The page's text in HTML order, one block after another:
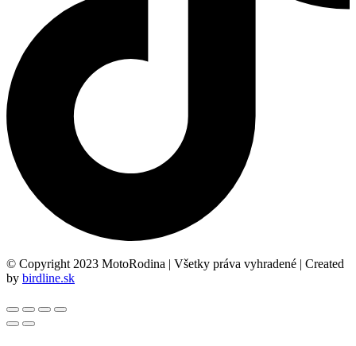
© Copyright 2023 MotoRodina | Všetky práva vyhradené | Created
by birdline.sk